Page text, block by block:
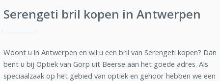
Serengeti bril kopen in Antwerpen
Woont u in Antwerpen en wil u een bril van Serengeti kopen? Dan
bent u bij Optiek van Gorp uit Beerse aan het goede adres. Als
speciaalzaak op het gebied van optiek en gehoor hebben we een